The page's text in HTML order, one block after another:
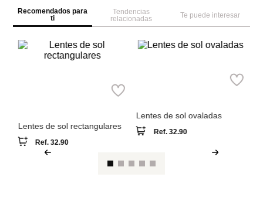
Recomendados para
ti
Tendencias
relacionadas
Te puede interesar
Lentes de sol rectangulares
Ref.32.90
Lentes de sol ovaladas
Ref. 32.90